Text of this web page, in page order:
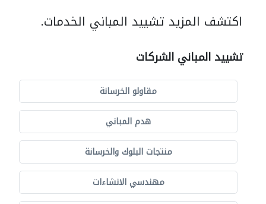
اكتشف المزيد تشييد المباني الخدمات.
تشييد المباني الشركات
مقاولو الخرسانة
هدم المباني
منتجات البلوك والخرسانة
مهندسي الانشاءات